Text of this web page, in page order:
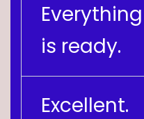
Everything
is ready.
Excellent.